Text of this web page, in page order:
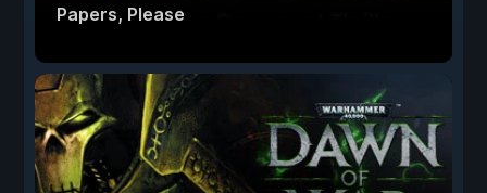
Papers, Please